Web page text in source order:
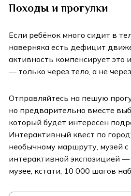
Походы и прогулки
Если ребёнок много сидит в
наверняка есть дефицит
активность компенсирует
— только через тело, а не
Отправляйтесь на пешую
но предварительно вместе
который будет интересен
Интерактивный квест по
необычному маршруту, музей
интерактивной экспозицией
музее, кстати, 10 000 шагов